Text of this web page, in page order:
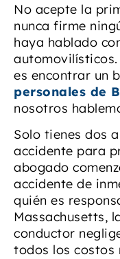
No acepte la
nunca firme
haya hablado
automovilísticos.
es encontrar un
personales de
nosotros
Solo tienes dos
accidente para
abogado
accidente de
quién es
Massachusetts,
conductor
todos los costos